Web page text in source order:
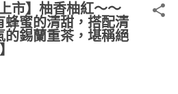
市】柚香柚紅～～
蜜的清甜，搭配清
錫蘭重茶，堪稱絕